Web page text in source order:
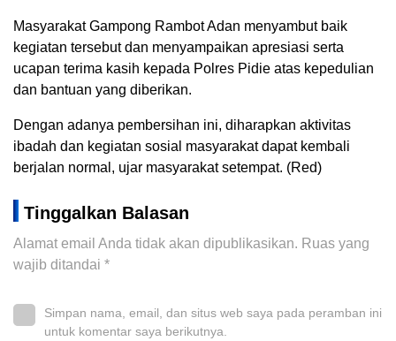
Masyarakat Gampong Rambot Adan menyambut baik
kegiatan tersebut dan menyampaikan apresiasi serta
ucapan terima kasih kepada Polres Pidie atas kepedulian
dan bantuan yang diberikan.
Dengan adanya pembersihan ini, diharapkan aktivitas
ibadah dan kegiatan sosial masyarakat dapat kembali
berjalan normal, ujar masyarakat setempat. (Red)
Tinggalkan Balasan
Alamat email Anda tidak akan dipublikasikan. Ruas yang
wajib ditandai *
Simpan nama, email, dan situs web saya pada peramban ini
untuk komentar saya berikutnya.